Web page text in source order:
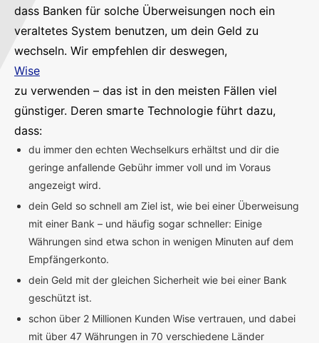
dass Banken für solche Überweisungen noch ein
veraltetes System benutzen, um dein Geld zu
wechseln. Wir empfehlen dir deswegen,
Wise
zu verwenden – das ist in den meisten Fällen viel
günstiger. Deren smarte Technologie führt dazu,
dass:
du immer den echten Wechselkurs erhältst und dir die
geringe anfallende Gebühr immer voll und im Voraus
angezeigt wird.
dein Geld so schnell am Ziel ist, wie bei einer Überweisung
mit einer Bank – und häufig sogar schneller: Einige
Währungen sind etwa schon in wenigen Minuten auf dem
Empfängerkonto.
dein Geld mit der gleichen Sicherheit wie bei einer Bank
geschützt ist.
schon über 2 Millionen Kunden Wise vertrauen, und dabei
mit über 47 Währungen in 70 verschiedene Länder